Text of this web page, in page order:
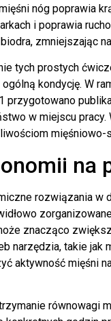
nóg poprawia
i poprawia
zmniejszając
tych prostych
kondycję. W
przygotowano
w miejscu
na
rozwiązania w
znacząco
narzędzia, takie jak
aktywność mięśni
równowagi